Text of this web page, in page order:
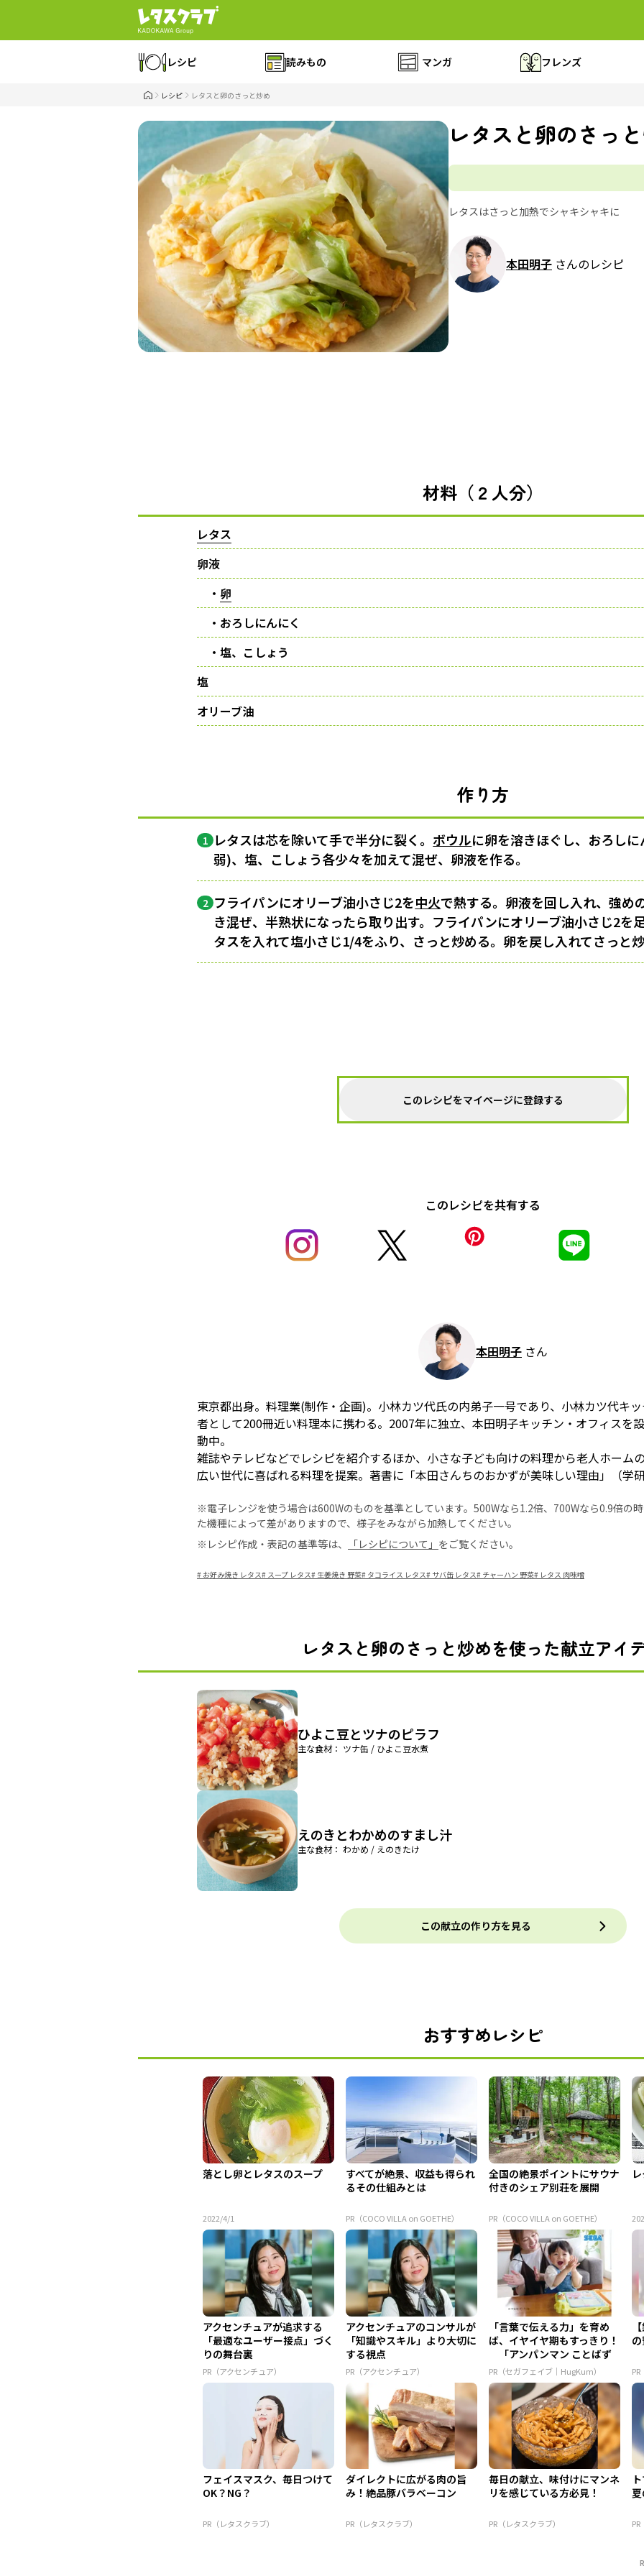
レシピ 読みもの マンガ フレンズ
レシピ レタスと卵のさっと炒め
レタスと卵のさっ
レタスはさっと加熱でシャキシャキに
本田明子 さんのレシピ
材料（２人分）
レタス
卵液
・ 卵
・おろしにんにく
・塩、こしょう
塩
オリーブ油
作り方
1 レタスは芯を除いて手で半分に裂く。 ボウルに卵を溶きほぐし、おろし
弱)、塩、こしょう各少々を加えて混ぜ、卵液を作る。
2 フライパンにオリーブ油小さじ2を中火で熱する。卵液を回し入れ、強め
き混ぜ、半熟状になったら取り出す。フライパンにオリーブ油小さじ2を
タスを入れて塩小さじ1/4をふり、さっと炒める。卵を戻し入れてさっと
このレシピをマイページに登録する
このレシピを共有する
本田明子 さん
東京都出身。料理業(制作・企画)。小林カツ代氏の内弟子一号であり、小林カツ代キ
者として200冊近い料理本に携わる。2007年に独立、本田明子キッチン・オフィスを
動中。
雑誌やテレビなどでレシピを紹介するほか、小さな子ども向けの料理から老人ホーム
広い世代に喜ばれる料理を提案。著書に「本田さんちのおかずが美味しい理由」（学
※電子レンジを使う場合は600Wのものを基準としています。500Wなら1.2倍、700Wなら0.9倍の
た機種によって差がありますので、様子をみながら加熱してください。
※レシピ作成・表記の基準等は、
「レシピについて」 をご覧ください。
# お好み焼き レタス# スープ レタス# 生姜焼き 野菜# タコライス レタス# サバ缶 レタス# チャーハン 野菜# レタス 肉味噌
レタスと卵のさっと炒めを使った献立アイ
ひよこ豆とツナのピラフ
主な食材： ツナ缶 / ひよこ豆水煮
えのきとわかめのすまし汁
主な食材： わかめ / えのきたけ
この献立の作り方を見る
おすすめレシピ
落とし卵とレタスのスープ
2022/4/1
すべてが絶景、収益も得られ
るその仕組みとは
PR（COCO VILLA on GOETHE）
全国の絶景ポイントにサウナ
付きのシェア別荘を展開
PR（COCO VILLA on GOETHE）
アクセンチュアが追求する
「最適なユーザー接点」づく
りの舞台裏
PR（アクセンチュア）
アクセンチュアのコンサルが
「知識やスキル」より大切に
する視点
PR（アクセンチュア）
「言葉で伝える力」を育め
ば、イヤイヤ期もすっきり！
「アンパンマン ことばず
かん...
PR（セガフェイブ｜HugKum）
フェイスマスク、毎日つけて
OK？NG？
PR（レタスクラブ）
ダイレクトに広がる肉の旨
み！絶品豚バラベーコン
PR（レタスクラブ）
毎日の献立、味付けにマンネ
リを感じている方必見！
PR（レタスクラブ）